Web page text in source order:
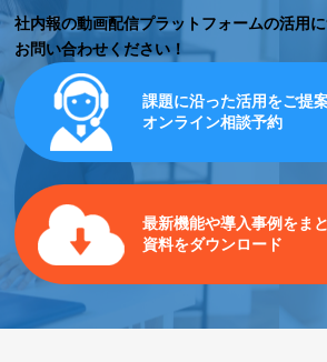
社内報の動画配信プラットフォームの活用
お問い合わせください！
課題に沿った活用をご提
オンライン相談予約
最新機能や導入事例をま
資料をダウンロード